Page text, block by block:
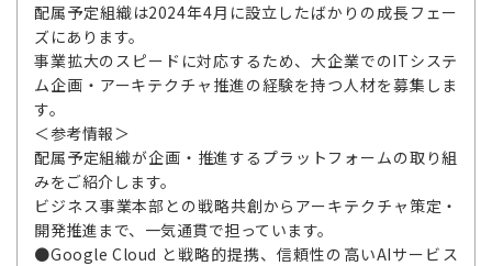
配属予定組織は2024年4月に設立したばかりの成長フェー
ズにあります。
事業拡大のスピードに対応するため、大企業でのITシステ
ム企画・アーキテクチャ推進の経験を持つ人材を募集しま
す。
＜参考情報＞
配属予定組織が企画・推進するプラットフォームの取り組
みをご紹介します。
ビジネス事業本部との戦略共創からアーキテクチャ策定・
開発推進まで、一気通貫で担っています。
●Google Cloud と戦略的提携、信頼性の高いAIサービス